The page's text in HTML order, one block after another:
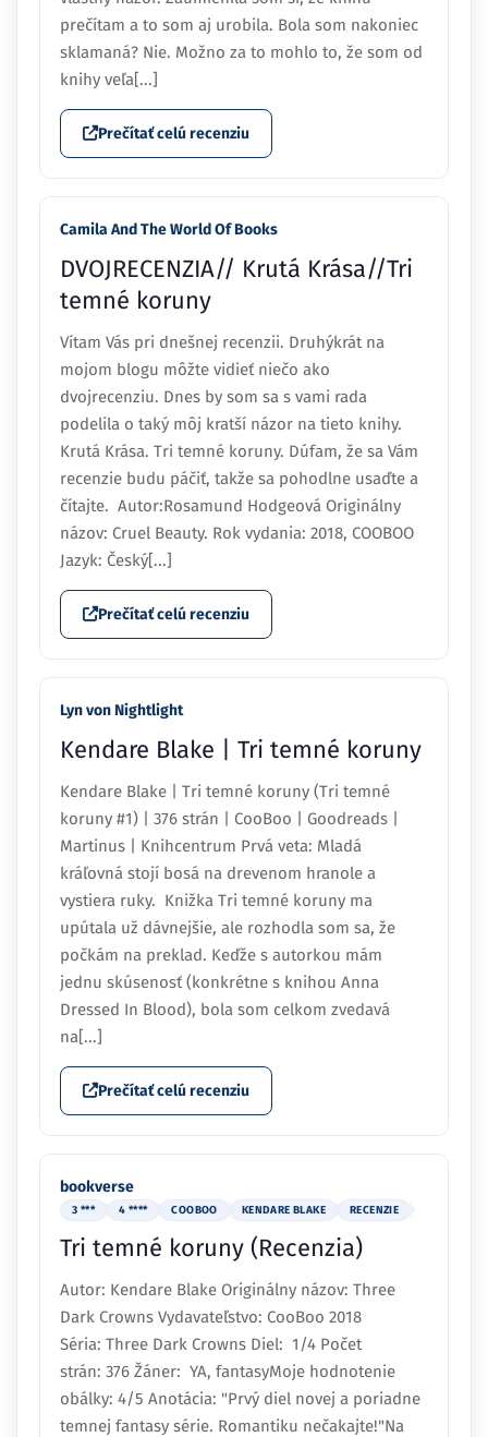
prečítam a to som aj urobila. Bola som nakoniec
sklamaná? Nie. Možno za to mohlo to, že som od
knihy veľa[...]
Prečítať celú recenziu
Camila And The World Of Books
DVOJRECENZIA// Krutá Krása//Tri
temné koruny
Vítam Vás pri dnešnej recenzii. Druhýkrát na
mojom blogu môžte vidieť niečo ako
dvojrecenziu. Dnes by som sa s vami rada
podelila o taký môj kratší názor na tieto knihy.
Krutá Krása. Tri temné koruny. Dúfam, že sa Vám
recenzie budu páčiť, takže sa pohodlne usaďte a
čítajte. Autor:Rosamund Hodgeová Originálny
názov: Cruel Beauty. Rok vydania: 2018, COOBOO
Jazyk: Český[...]
Prečítať celú recenziu
Lyn von Nightlight
Kendare Blake | Tri temné koruny
Kendare Blake | Tri temné koruny (Tri temné
koruny #1) | 376 strán | CooBoo | Goodreads |
Martinus | Knihcentrum Prvá veta: Mladá
kráľovná stojí bosá na drevenom hranole a
vystiera ruky. Knižka Tri temné koruny ma
upútala už dávnejšie, ale rozhodla som sa, že
počkám na preklad. Keďže s autorkou mám
jednu skúsenosť (konkrétne s knihou Anna
Dressed In Blood), bola som celkom zvedavá
na[...]
Prečítať celú recenziu
bookverse
3 *** 4 **** COOBOO KENDARE BLAKE RECENZIE
Tri temné koruny (Recenzia)
Autor: Kendare Blake Originálny názov: Three
Dark Crowns Vydavateľstvo: CooBoo 2018
Séria: Three Dark Crowns Diel: 1/4 Počet
strán: 376 Žáner: YA, fantasyMoje hodnotenie
obálky: 4/5 Anotácia: "Prvý diel novej a poriadne
temnej fantasy série. Romantiku nečakajte!"Na